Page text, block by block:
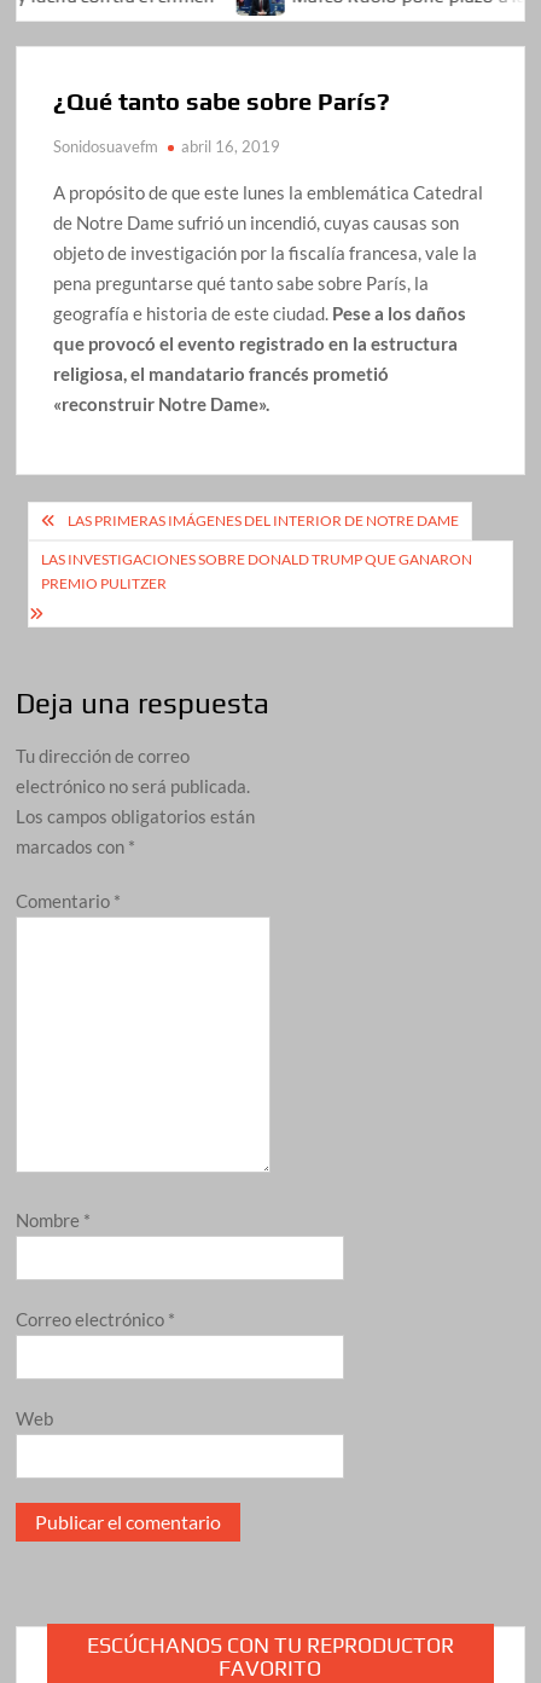
¿Qué tanto sabe sobre París?
Sonidosuavefm abril 16, 2019
A propósito de que este lunes la emblemática Catedral
de Notre Dame sufrió un incendió, cuyas causas son
objeto de investigación por la fiscalía francesa, vale la
pena preguntarse qué tanto sabe sobre París, la
geografía e historia de este ciudad. Pese a los daños
que provocó el evento registrado en la estructura
religiosa, el mandatario francés prometió
«reconstruir Notre Dame».
Navegación
de
entradas
LAS PRIMERAS IMÁGENES DEL INTERIOR DE NOTRE DAME
LAS INVESTIGACIONES SOBRE DONALD TRUMP QUE GANARON
PREMIO PULITZER
Deja una respuesta
Tu dirección de correo
electrónico no será publicada.
Los campos obligatorios están
marcados con *
Comentario *
Nombre *
Correo electrónico *
Web
ESCÚCHANOS CON TU REPRODUCTOR
FAVORITO